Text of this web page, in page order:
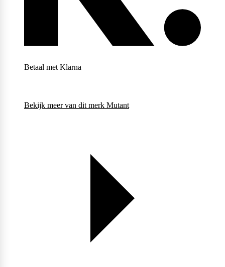
Weider
Betaal met Klarna
Bekijk meer van dit merk Mutant